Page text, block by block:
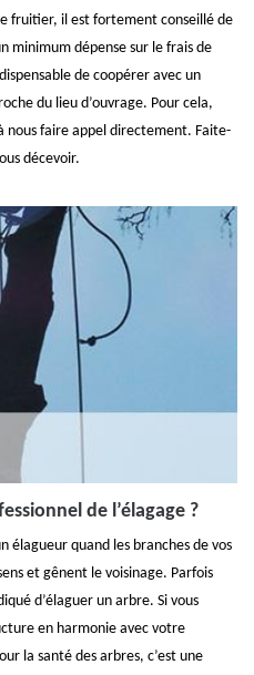
fruitier, il est fortement conseillé de
minimum dépense sur le frais de
de coopérer avec un
du lieu d’ouvrage. Pour cela,
nous faire appel directement. Faite-
décevoir.
de l’élagage ?
élagueur quand les branches de vos
et gênent le voisinage. Parfois
d’élaguer un arbre. Si vous
en harmonie avec votre
la santé des arbres, c’est une